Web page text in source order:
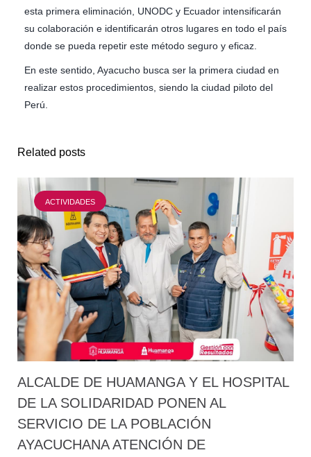
esta primera eliminación, UNODC y Ecuador intensificarán
su colaboración e identificarán otros lugares en todo el país
donde se pueda repetir este método seguro y eficaz.
En este sentido, Ayacucho busca ser la primera ciudad en
realizar estos procedimientos, siendo la ciudad piloto del
Perú.
Related posts
ACTIVIDADES
ALCALDE DE HUAMANGA Y EL HOSPITAL
DE LA SOLIDARIDAD PONEN AL
SERVICIO DE LA POBLACIÓN
AYACUCHANA ATENCIÓN DE